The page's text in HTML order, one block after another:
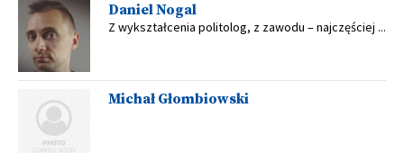
Daniel Nogal
Z wykształcenia politolog, z zawodu – najczęściej ...
Michał Głombiowski